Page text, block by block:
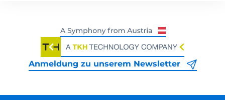
Anmeldung zu unserem Newsletter